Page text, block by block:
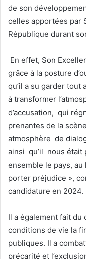
de son
celles apportées par
République durant
En effet, Son
grâce à la posture
qu’il a su garder tout
à transformer
d’accusation, qui
prenantes de la
atmosphère de
ainsi qu’il nous
ensemble le pays,
porter préjudice »,
candidature en 2024.
Il a également fait du
conditions de vie la
publiques. Il a
précarité et